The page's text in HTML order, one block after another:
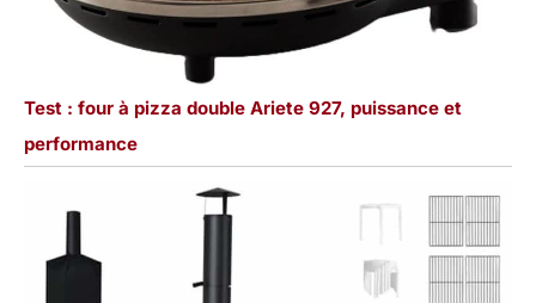
Test : four à pizza double Ariete 927, puissance et
performance